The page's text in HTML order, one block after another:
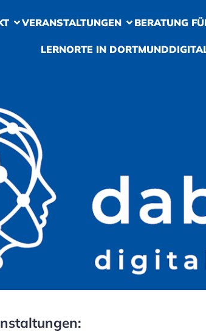
VERANSTALTUNGEN BERATUNG
LERNORTE IN DORTMUND